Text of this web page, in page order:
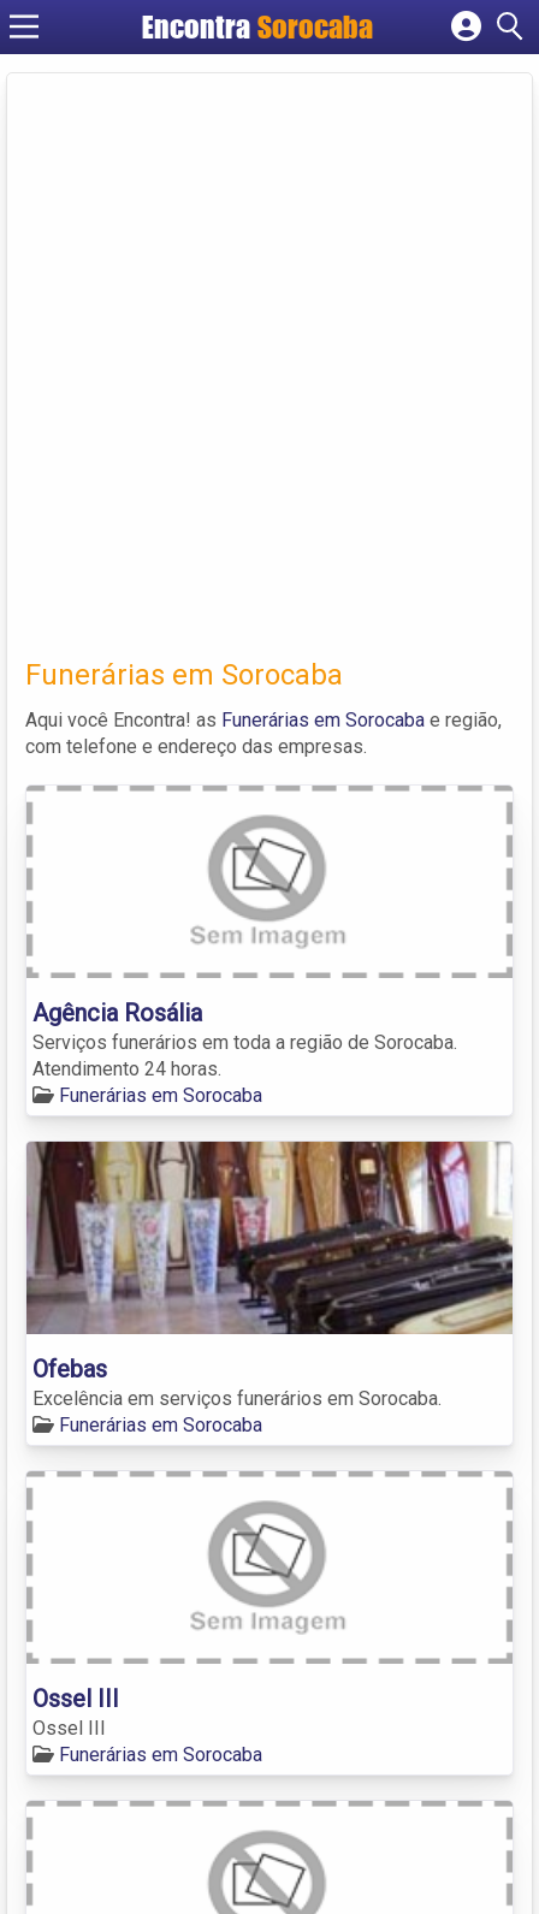
EncontraSorocaba
Cadastrar empresa
Funerárias em Sorocaba
Aqui você Encontra! as Funerárias em Sorocaba e região,
com telefone e endereço das empresas.
Agência Rosália
Serviços funerários em toda a região de Sorocaba.
Atendimento 24 horas.
Funerárias em Sorocaba
Ofebas
Excelência em serviços funerários em Sorocaba.
Funerárias em Sorocaba
Ossel III
Ossel III
Funerárias em Sorocaba